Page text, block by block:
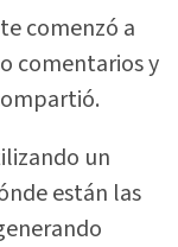
comenzó a
comentarios y
un
están las